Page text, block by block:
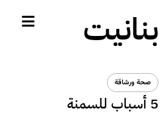
بنانيت
صحة ورشاقة
5 أسباب للسمنة